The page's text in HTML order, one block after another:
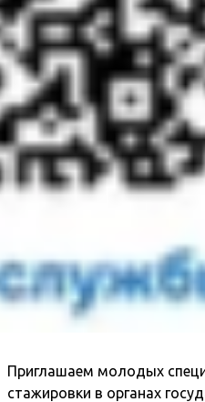
Приглашаем молодых
стажировки в органах